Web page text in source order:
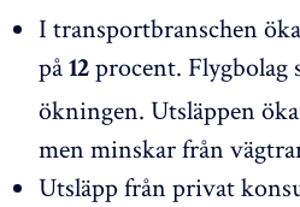
I transportbranschen
på 12 procent. Flygbolag
ökningen. Utsläppen
men minskar från
Utsläpp från privat